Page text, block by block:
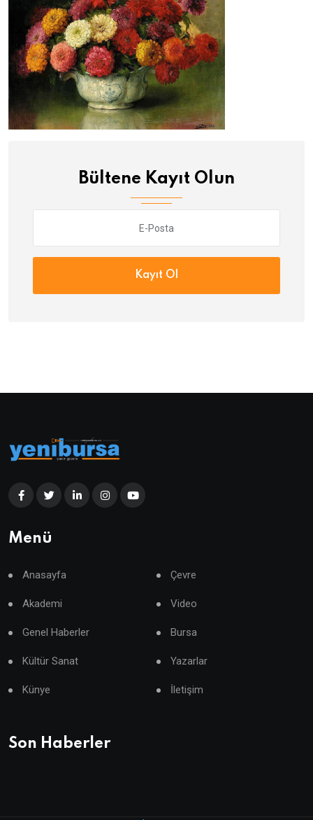
Bültene Kayıt Olun
Kayıt Ol
Menü
Anasayfa Çevre
Akademi Video
Genel Haberler Bursa
Kültür Sanat Yazarlar
Künye İletişim
Son Haberler